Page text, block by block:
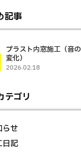
記事
プラスト内窓施工（音の
変化）
2026.02.18
テゴリ
らせ
日記